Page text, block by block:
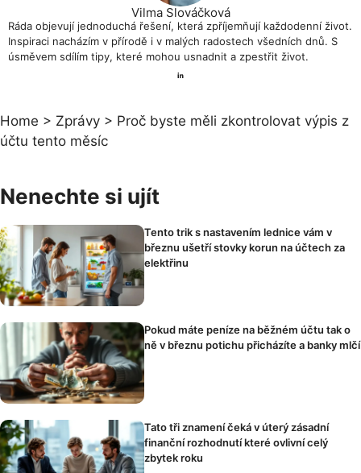
Vilma Slováčková
Ráda objevují jednoduchá řešení, která zpříjemňují každodenní život.
Inspiraci nacházím v přírodě i v malých radostech všedních dnů. S
úsměvem sdílím tipy, které mohou usnadnit a zpestřit život.
Home > Zprávy > Proč byste měli zkontrolovat výpis z
účtu tento měsíc
Nenechte si ujít
Tento trik s nastavením lednice vám v
březnu ušetří stovky korun na účtech za
elektřinu
Pokud máte peníze na běžném účtu tak o
ně v březnu potichu přicházíte a banky mlčí
Tato tři znamení čeká v úterý zásadní
finanční rozhodnutí které ovlivní celý
zbytek roku